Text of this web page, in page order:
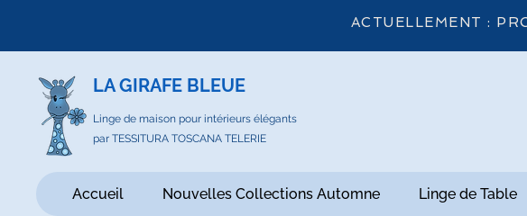
ACTUELLEMENT :
LA GIRAFE BLEUE
Linge de maison pour intérieurs élégants
par TESSITURA TOSCANA TELERIE
Accueil Nouvelles Collections Automne Linge de Table